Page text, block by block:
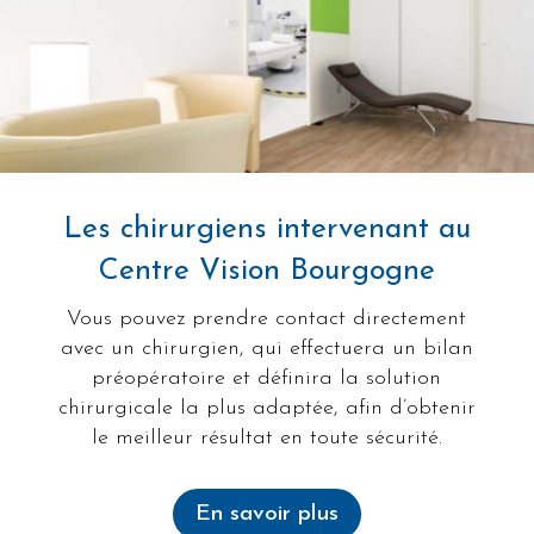
Les chirurgiens intervenant au
Centre Vision Bourgogne
Vous pouvez prendre contact directement
avec un chirurgien, qui effectuera un bilan
préopératoire et définira la solution
chirurgicale la plus adaptée, afin d’obtenir
le meilleur résultat en toute sécurité.
En savoir plus